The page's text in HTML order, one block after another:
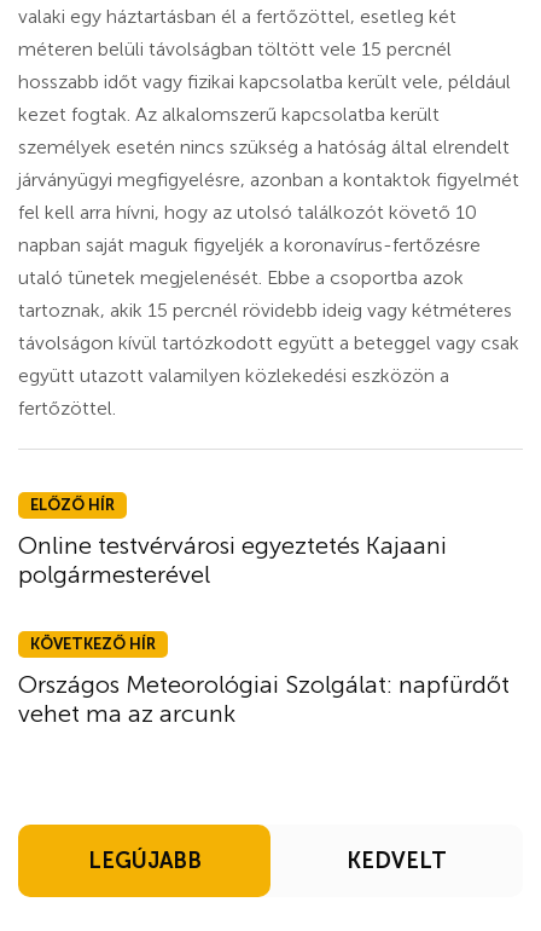
valaki egy háztartásban él a fertőzöttel, esetleg két
méteren belüli távolságban töltött vele 15 percnél
hosszabb időt vagy fizikai kapcsolatba került vele, például
kezet fogtak. Az alkalomszerű kapcsolatba került
személyek esetén nincs szükség a hatóság által elrendelt
járványügyi megfigyelésre, azonban a kontaktok figyelmét
fel kell arra hívni, hogy az utolsó találkozót követő 10
napban saját maguk figyeljék a koronavírus-fertőzésre
utaló tünetek megjelenését. Ebbe a csoportba azok
tartoznak, akik 15 percnél rövidebb ideig vagy kétméteres
távolságon kívül tartózkodott együtt a beteggel vagy csak
együtt utazott valamilyen közlekedési eszközön a
fertőzöttel.
ELŐZŐ HÍR
Online testvérvárosi egyeztetés Kajaani
polgármesterével
KÖVETKEZŐ HÍR
Országos Meteorológiai Szolgálat: napfürdőt
vehet ma az arcunk
LEGÚJABB KEDVELT